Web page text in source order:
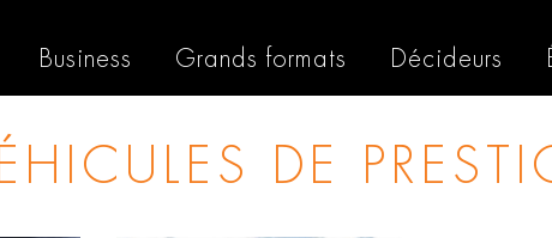
Business Grands formats Décideurs
DE